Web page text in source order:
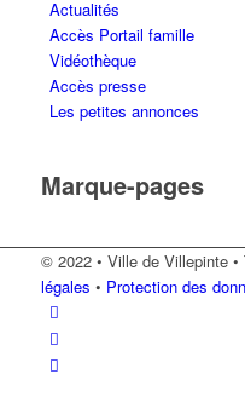
Actualités
Accès Portail famille
Vidéothèque
Accès presse
Les petites annonces
Marque-pages
© 2022 • Ville de Villepinte •
légales • Protection des